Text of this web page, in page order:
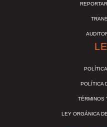
POLÍTICA
TÉRMINOS
LEY ORGÁNICA